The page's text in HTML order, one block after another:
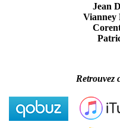
Jean
Vianney
Retrouvez